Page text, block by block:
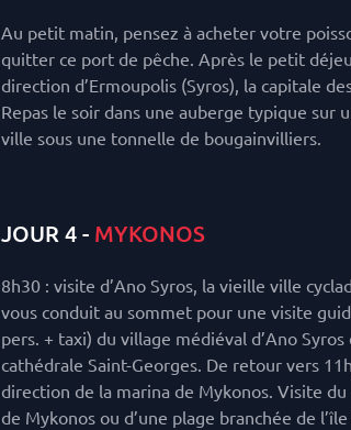
Au petit matin, pensez à acheter votre
quitter ce port de pêche. Après le petit
direction d’Ermoupolis (Syros), la capitale
Repas le soir dans une auberge typique sur
ville sous une tonnelle de bougainvilliers.
JOUR 4 - MYKONOS
8h30 : visite d’Ano Syros, la vieille ville
vous conduit au sommet pour une visite
pers. + taxi) du village médiéval d’Ano Syros
cathédrale Saint-Georges. De retour vers
direction de la marina de Mykonos. Visite
de Mykonos ou d’une plage branchée de l’île